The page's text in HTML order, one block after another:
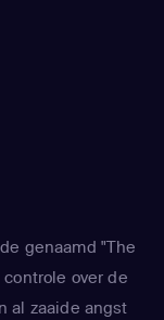
genaamd "The
over de
al zaaide angst